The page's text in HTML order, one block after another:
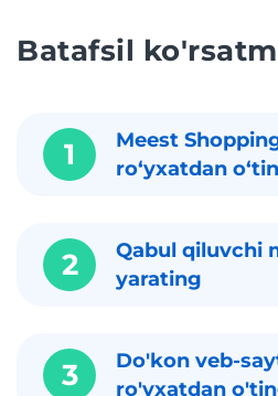
Batafsil
1
Meest
roʻyxatdan
2
Qabul qiluvchi
yarating
3
Do'kon veb-
ro'yxatdan